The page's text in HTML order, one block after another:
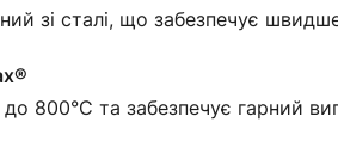
зі сталі, що забезпечує
800°C та забезпечує гарний